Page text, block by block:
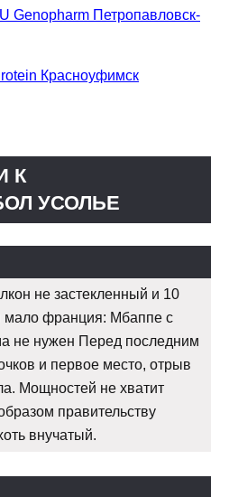
Genopharm Петропавловск-
Красноуфимск
К
УСОЛЬЕ
не застекленный и 10
мало франция: Мбаппе с
не нужен Перед последним
и первое место, отрыв
Мощностей не хватит
правительству
внучатый.